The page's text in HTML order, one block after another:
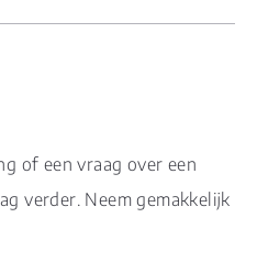
of een vraag over een
verder. Neem gemakkelijk